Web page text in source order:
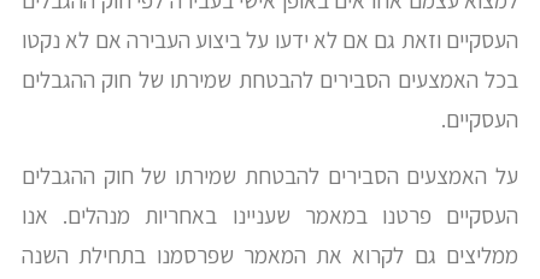
העסקיים וזאת גם אם לא ידעו על ביצוע העבירה אם לא נקטו
בכל האמצעים הסבירים להבטחת שמירתו של חוק ההגבלים
העסקיים.
על האמצעים הסבירים להבטחת שמירתו של חוק ההגבלים
העסקיים פרטנו במאמר שעניינו באחריות מנהלים. אנו
ממליצים גם לקרוא את המאמר שפרסמנו בתחילת השנה